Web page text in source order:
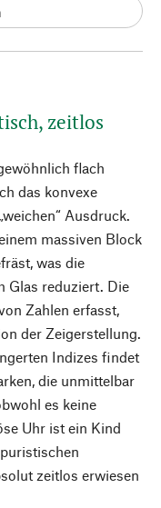
zeitlos
flach
das konvexe
Ausdruck.
massiven Block
was die
Glas reduziert. Die
Zahlen erfasst,
der Zeigerstellung.
Indizes findet
die unmittelbar
es keine
Uhr ist ein Kind
zeitlos erwiesen